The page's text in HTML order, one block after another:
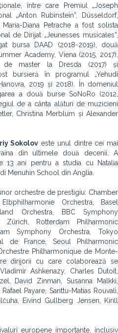
între care Premiul „Joseph
„Anton Rubinstein”, Düsseldorf,
Diana Petrache a fost solista
de Dirijat „Jeunesses musicales”,
bursa DAAD (2018-2019), două
Academy, Viena (2015, 2017),
de master la Dresda (2017) și
bursieră în programul „Yehudi
2019 și 2018). În domeniul
a două burse SoNoRo (2012,
de a cânta alături de muzicieni
Christina Merblum și Alexander
Sokolov este unul dintre cei mai
din ultimele două decenii. A
13 ani pentru a studia cu Natalia
Menuhin School din Anglia.
orchestre de prestigiu: Chamber
Orchestra, Basel
Orchestra, BBC Symphony
Zürich, Rotterdam Philharmonic
Symphony Orchestra, Tokyo
de France, Seoul Philharmonic
Philharmonique de Monte-
dirijorii cu care colaborează se
Ashkenazy, Charles Dutoit,
David Zinman, Susanna Malkki,
Payare, Santtu-Matias Rouvali,
Eivind Gullberg Jensen, Kirill
europene importante, inclusiv